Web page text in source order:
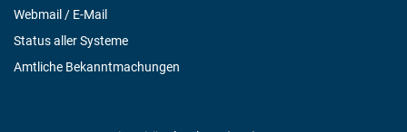
Webmail / E-Mail
Status aller Systeme
Amtliche Bekanntmachungen